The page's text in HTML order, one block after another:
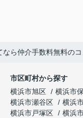
ら仲介手数料無料の
市区町村から探す
横浜市旭区
横浜市
横浜市瀬谷区
横浜
横浜市戸塚区
横浜